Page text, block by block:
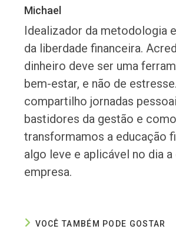
Michael
Idealizador da metodologia
da liberdade financeira.
dinheiro deve ser uma
bem-estar, e não de
compartilho jornadas
bastidores da gestão e como
transformamos a educação
algo leve e aplicável no dia a
empresa.
VOCÊ TAMBÉM PODE GOSTAR